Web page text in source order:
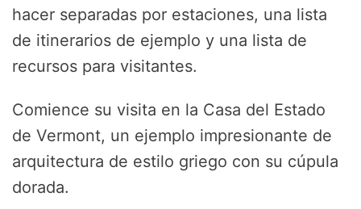
hacer separadas por estaciones, una lista
de itinerarios de ejemplo y una lista de
recursos para visitantes.
Comience su visita en la Casa del Estado
de Vermont, un ejemplo impresionante de
arquitectura de estilo griego con su cúpula
dorada.